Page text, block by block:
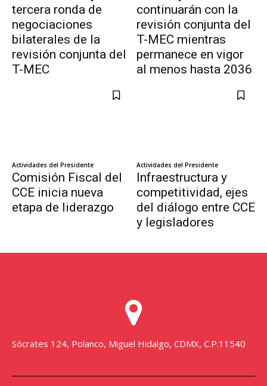
Sócrates 124, Polanco, Miguel Hidalgo, CDMX, C.P.11540